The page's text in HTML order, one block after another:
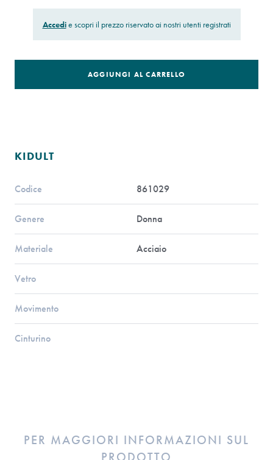
Accedie scopri il prezzo riservato ai nostri utenti registrati
AGGIUNGI AL CARRELLO
KIDULT
Codice 861029
Genere Donna
Materiale Acciaio
Vetro
Movimento
Cinturino
PER MAGGIORI INFORMAZIONI SUL